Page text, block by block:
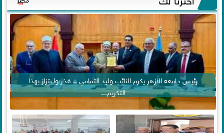
رئيس جامعة الأزهر يكرم النائب وليد التمامي .. فخر واعتزاز بهذا
التكريم...